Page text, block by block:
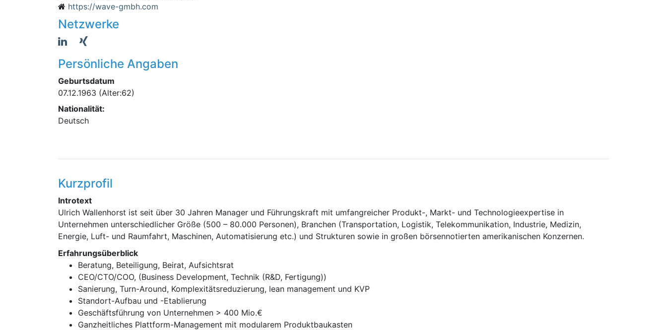
https://wave-gmbh.com
Netzwerke
Persönliche Angaben
Geburtsdatum
07.12.1963 (Alter:62)
Nationalität:
Deutsch
Kurzprofil
Introtext
Ulrich Wallenhorst ist seit über 30 Jahren Manager und Führungskraft mit umfangreicher Produkt-, Markt- und Technologieexpertise in
Unternehmen unterschiedlicher Größe (500 – 80.000 Personen), Branchen (Transportation, Logistik, Telekommunikation, Industrie, Medizin,
Energie, Luft- und Raumfahrt, Maschinen, Automatisierung etc.) und Strukturen sowie in großen börsennotierten amerikanischen Konzernen.
Erfahrungsüberblick
Beratung, Beteiligung, Beirat, Aufsichtsrat
CEO/CTO/COO, (Business Development, Technik (R&D, Fertigung))
Sanierung, Turn-Around, Komplexitätsreduzierung, lean management und KVP
Standort-Aufbau und -Etablierung
Geschäftsführung von Unternehmen > 400 Mio.€
Ganzheitliches Plattform-Management mit modularem Produktbaukasten